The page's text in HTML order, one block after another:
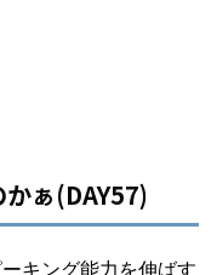
ぁ(DAY57)
キング能力を伸ばす